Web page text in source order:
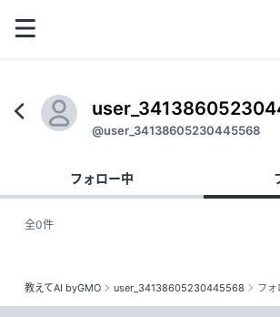
@user_34138605230445568
フォロー中
全0件
教えてAI byGMO user_34138605230445568 フォ